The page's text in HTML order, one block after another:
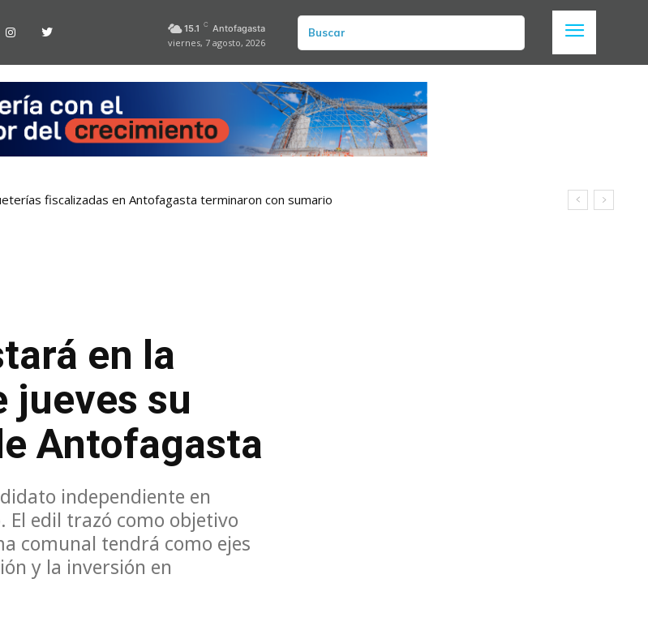
15.1 C Antofagasta
viernes, 7 agosto, 2026
Buscar
fiscalizadas en Antofagasta terminaron con sumario
en la
jueves su
Antofagasta
independiente en
edil trazó como objetivo
comunal tendrá como ejes
y la inversión en